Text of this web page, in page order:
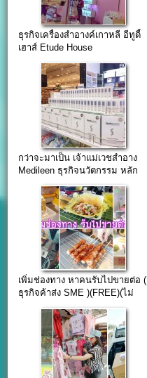
ธุรกิจเครื่องสำอางค์เกาหลี อีทูดี้
เฮาส์ Etude House
กว่าจะมาเป็น เจ้าแม่เวชสำอาง
Medileen ธุรกิจนวัตกรรม หลัก
เพิ่มช่องทาง หาคนรับไปขายต่อ (
ธุรกิจค้าส่ง SME )(FREE)(ไม่